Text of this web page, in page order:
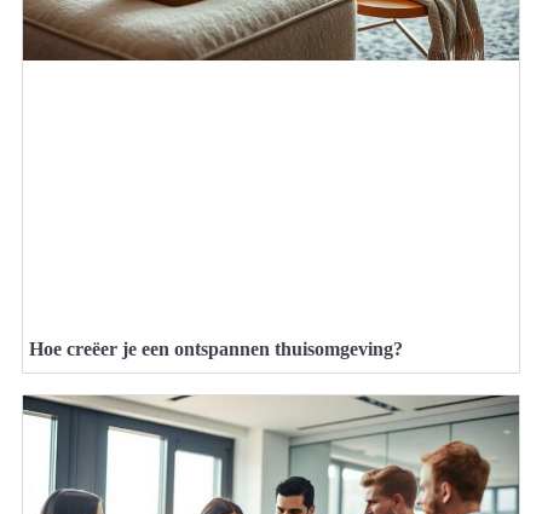
Hoe creëer je een ontspannen thuisomgeving?